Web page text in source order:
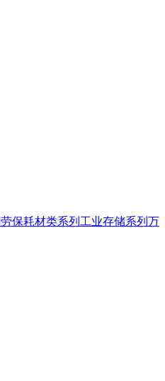
劳保耗材类系列 工业存储系列 万